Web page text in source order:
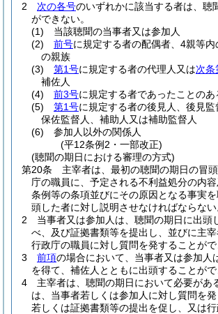
2
次の各号のいずれかに該当する者は、聴
ができない。
(1)
当該聴聞の当事者又は参加人
(2)
前号に規定する者の配偶者、4親等
の親族
(3)
第1号に規定する者の代理人又は次条
補佐人
(4)
前3号に規定する者であったことのあ
(5)
第1号に規定する者の後見人、後見監
保佐監督人、補助人又は補助監督人
(6)
参加人以外の関係人
(平12条例2・一部改正)
(聴聞の期日における審理の方式)
第20条
主宰者は、最初の聴聞の期日の冒
庁の職員に、予定される不利益処分の内
条例等の条項並びにその原因となる事実
頭した者に対し説明させなければならない
2
当事者又は参加人は、聴聞の期日に出頭
べ、及び証拠書類等を提出し、並びに主
行政庁の職員に対し質問を発することがで
3
前項の場合において、当事者又は参加人
を得て、補佐人とともに出頭することがで
4
主宰者は、聴聞の期日において必要があ
は、当事者若しくは参加人に対し質問を
若しくは証拠書類等の提出を促し、又は